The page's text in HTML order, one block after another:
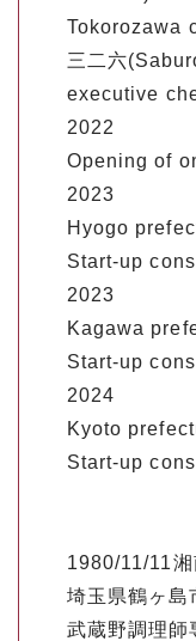
Tokorozawa
三二六
executive
2022
Opening of
2023
Hyogo
Start-up
2023
Kagawa
Start-up
2024
Kyoto
Start-up
1980/11/11湘
埼玉県鶴ヶ島
武蔵野調理師